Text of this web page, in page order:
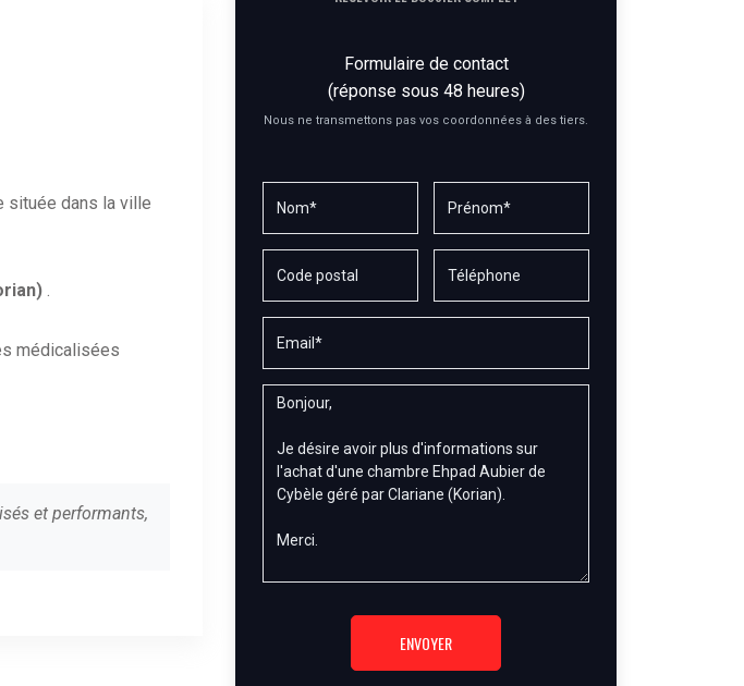
située dans la ville
.
médicalisées
et performants,
Formulaire de contact
(réponse sous 48 heures)
Nous ne transmettons pas vos coordonnées à des tiers.
ENVOYER